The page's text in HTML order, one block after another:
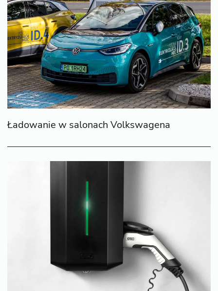
Ładowanie w salonach Volkswagena